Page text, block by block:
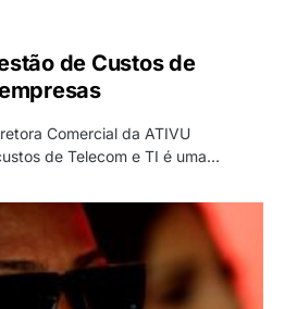
de Custos de
Comercial da ATIVU
de Telecom e TI é uma…